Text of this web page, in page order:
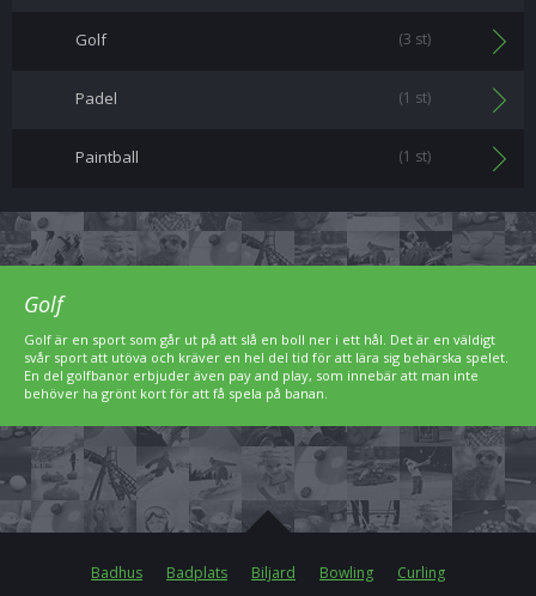
Golf (3 st)
Padel (1 st)
Paintball (1 st)
Golf
Golf är en sport som går ut på att slå en boll ner i ett hål. Det är en väldigt
svår sport att utöva och kräver en hel del tid för att lära sig behärska spelet.
En del golfbanor erbjuder även pay and play, som innebär att man inte
behöver ha grönt kort för att få spela på banan.
Badhus Badplats Biljard Bowling Curling